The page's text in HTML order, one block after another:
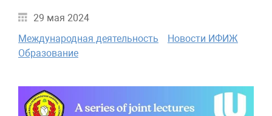
29 мая 2024
Международная деятельность
Новости ИФИЖ
Образование